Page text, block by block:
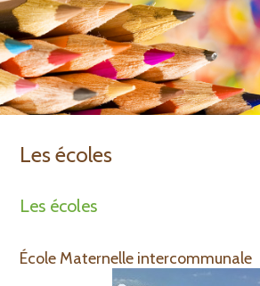
Skip
to
content
Open
mobile
menu
Close
mobile
menu
Les écoles
Les écoles
École Maternelle intercommunale